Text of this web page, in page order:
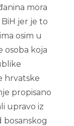
mora
jer je to
osim u
osoba koja
hrvatske
propisano
upravo iz
bosanskog